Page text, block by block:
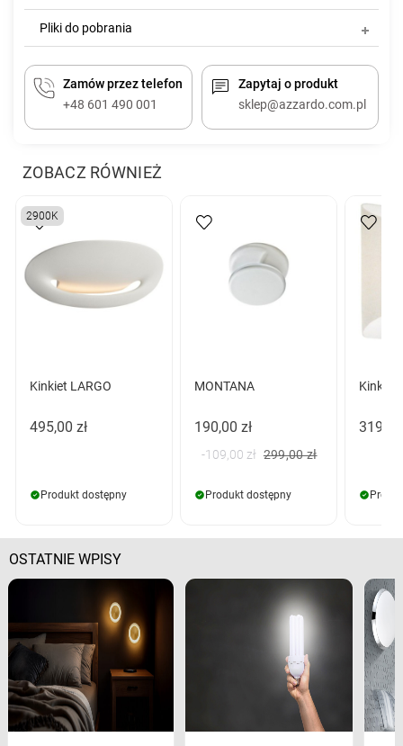
Pliki do pobrania
Zamów przez telefon
+48 601 490 001
Zapytaj o produkt
sklep@azzardo.com.pl
ZOBACZ RÓWNIEŻ
2900K
Kinkiet LARGO
495,00 zł
Produkt dostępny
MONTANA
190,00 zł
-109,00 zł 299,00 zł
Produkt dostępny
Kinkiet
319,00
OSTATNIE WPISY